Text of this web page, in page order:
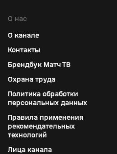
О нас
О канале
Контакты
Брендбук Матч ТВ
Охрана труда
Политика обработки
персональных данных
Правила применения
рекомендательных
технологий
Лица канала